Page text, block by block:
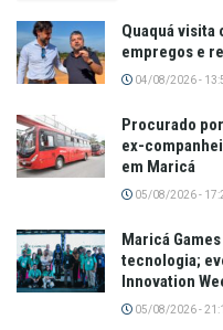
Quaquá visita
empregos e
04/08/2026 -
Procurado
ex-
em Maricá
05/08/2026 -
Maricá
tecnologia;
Innovation
05/08/2026 -